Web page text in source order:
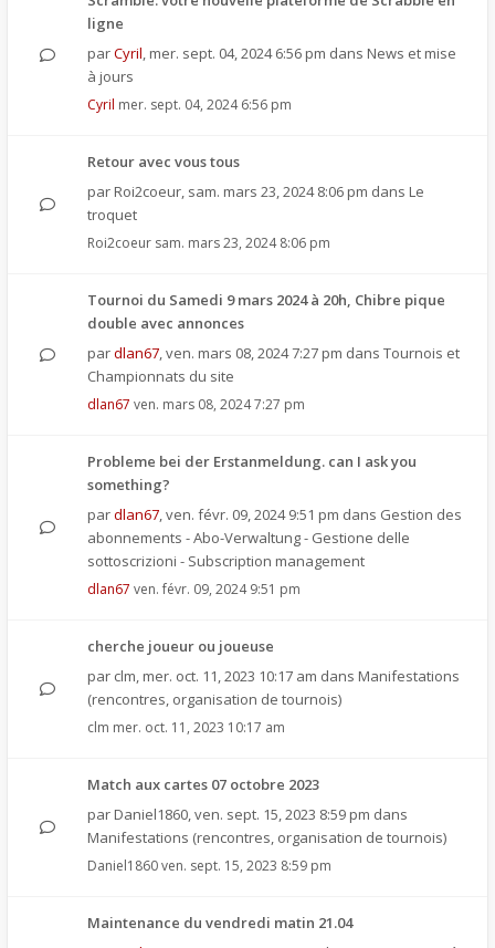
ligne
parCyril, mer. sept. 04, 2024 6:56 pm dans News et mise
à jours
Cyril mer. sept. 04, 2024 6:56 pm
Retour avec vous tous
par Roi2coeur, sam. mars 23, 2024 8:06 pm dans Le
troquet
Roi2coeur sam. mars 23, 2024 8:06 pm
Tournoi du Samedi 9 mars 2024 à 20h, Chibre pique
double avec annonces
pardlan67,ven. mars 08, 2024 7:27 pm dans Tournois et
Championnats du site
dlan67 ven. mars 08, 2024 7:27 pm
Probleme bei der Erstanmeldung. can I ask you
something?
pardlan67,ven. févr. 09, 2024 9:51 pm dans Gestion des
abonnements - Abo-Verwaltung - Gestione delle
sottoscrizioni - Subscription management
dlan67 ven. févr. 09, 2024 9:51 pm
cherche joueur ou joueuse
par clm, mer. oct. 11, 2023 10:17 am dans Manifestations
(rencontres, organisation de tournois)
clm mer. oct. 11, 2023 10:17 am
Match aux cartes 07 octobre 2023
par Daniel1860,ven. sept. 15, 2023 8:59 pm dans
Manifestations (rencontres, organisation de tournois)
Daniel1860ven. sept. 15, 2023 8:59 pm
Maintenance du vendredi matin 21.04